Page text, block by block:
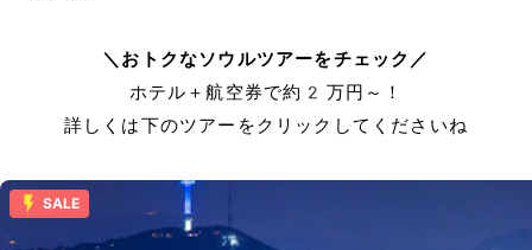
＼おトクなソウルツアーをチェック／
ホテル＋航空券で約2万円～！
詳しくは下のツアーをクリックしてくださいね